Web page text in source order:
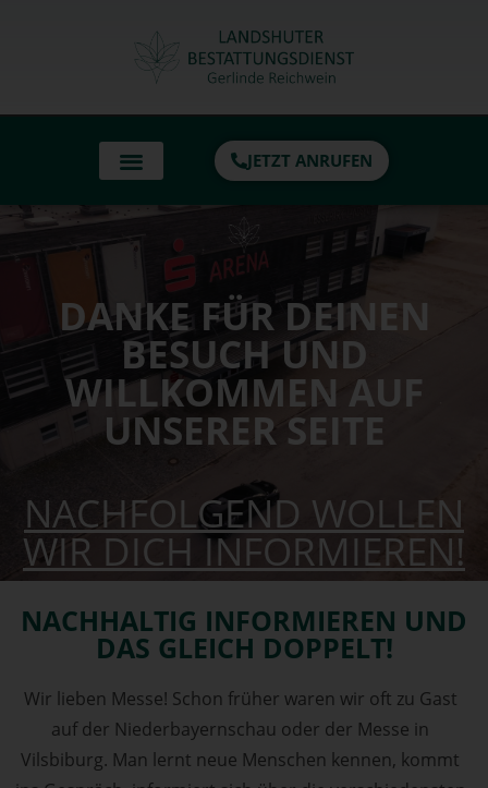
JETZT ANRUFEN
DANKE FÜR DEINEN
BESUCH UND
WILLKOMMEN AUF
UNSERER SEITE
NACHFOLGEND WOLLEN
WIR DICH INFORMIEREN!
NACHHALTIG INFORMIEREN UND
DAS GLEICH DOPPELT!
Wir lieben Messe! Schon früher waren wir oft zu Gast
auf der Niederbayernschau oder der Messe in
Vilsbiburg. Man lernt neue Menschen kennen, kommt